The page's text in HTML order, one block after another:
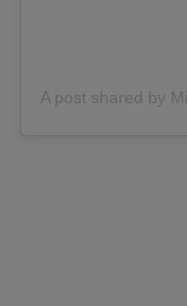
A post shared by